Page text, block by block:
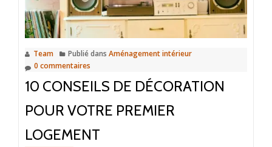
de
sa
porte
d’entrée
Team Publié dans Aménagement intérieur
0 commentaires
10 CONSEILS DE DÉCORATION
POUR VOTRE PREMIER
LOGEMENT